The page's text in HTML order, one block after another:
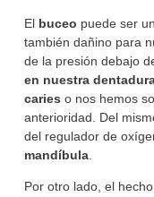
El buceo puede ser
también dañino para
de la presión debajo
en nuestra
caries o nos hemos
anterioridad. Del
del regulador de
mandíbula
Por otro lado, el